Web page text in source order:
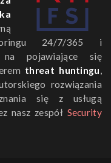
24/7/365 i
na pojawiające się
threat huntingu,
rozwiązania
się z usługą
nasz zespół Security